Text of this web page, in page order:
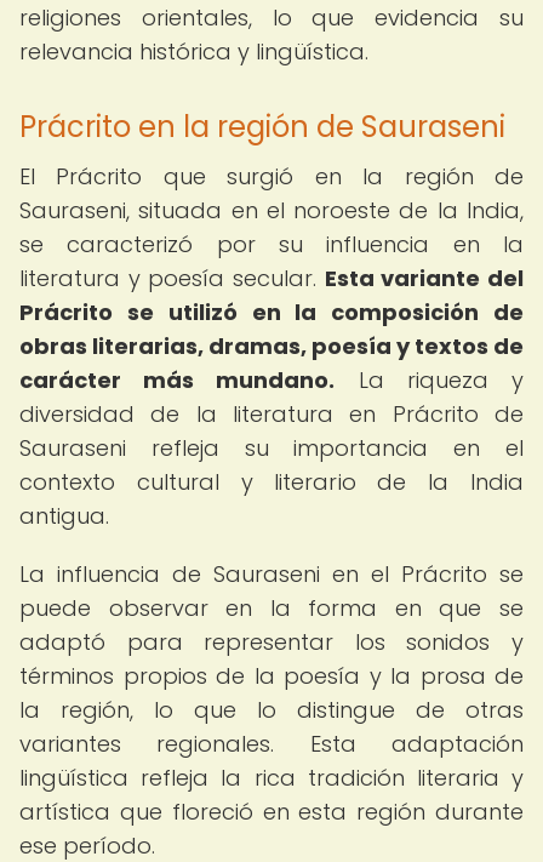
religiones orientales, lo que evidencia su
relevancia histórica y lingüística.
Prácrito en la región de Sauraseni
El Prácrito que surgió en la región de
Sauraseni, situada en el noroeste de la India,
se caracterizó por su influencia en la
literatura y poesía secular. Esta variante del
Prácrito se utilizó en la composición de
obras literarias, dramas, poesía y textos de
carácter más mundano. La riqueza y
diversidad de la literatura en Prácrito de
Sauraseni refleja su importancia en el
contexto cultural y literario de la India
antigua.
La influencia de Sauraseni en el Prácrito se
puede observar en la forma en que se
adaptó para representar los sonidos y
términos propios de la poesía y la prosa de
la región, lo que lo distingue de otras
variantes regionales. Esta adaptación
lingüística refleja la rica tradición literaria y
artística que floreció en esta región durante
ese período.